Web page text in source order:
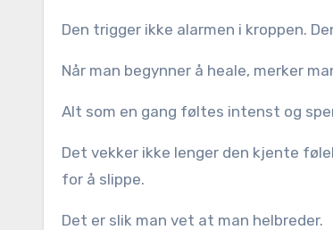
Den trigger ikke alarmen i kroppen.
Når man begynner å heale, merker
Alt som en gang føltes intenst og
Det vekker ikke lenger den kjente
for å slippe.
Det er slik man vet at man helbreder.